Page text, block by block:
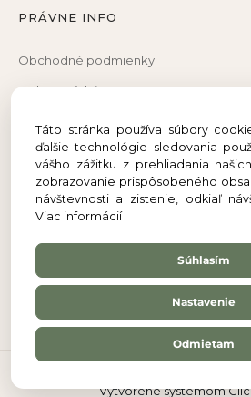
PRÁVNE INFO
Obchodné podmienky
Ochrana údajov
Reklamačný formulár
Odstúpenie od zmluvy
Vytvorené systémom
Táto stránka používa súbory
ďalšie technológie sledovania
vášho zážitku z prehliadania
zobrazovanie prispôsobeného
návštevnosti a zistenie, odkiaľ
Viac informácií
Súhlasím
Nastavenie
Odmietam